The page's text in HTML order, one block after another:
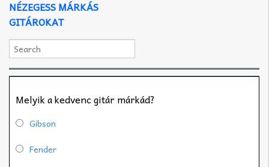
NÉZEGESS MÁRKÁS
GITÁROKAT
Melyik a kedvenc gitár márkád?
Gibson
Fender